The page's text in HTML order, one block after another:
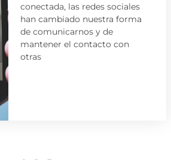
conectada, las redes sociales
han cambiado nuestra forma
de comunicarnos y de
mantener el contacto con
otras